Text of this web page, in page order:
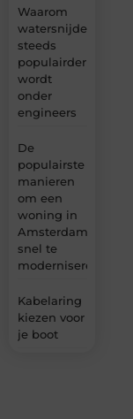
Waarom
watersnijden
steeds
populairder
wordt
onder
engineers
De
populairste
manieren
om een
woning in
Amsterdam
snel te
moderniseren
Kabelaring
kiezen voor
je boot